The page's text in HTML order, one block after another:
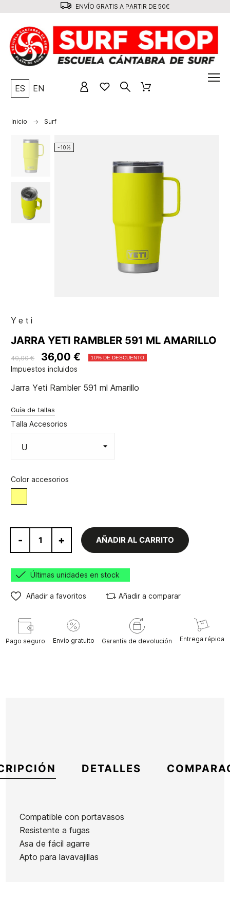
ENVÍO GRATIS A PARTIR DE 50€
ES EN
Inicio Surf
-10%
Yeti
JARRA YETI RAMBLER 591 ML AMARILLO
40,00 € 36,00 € 10% DE DESCUENTO
Impuestos incluidos
Jarra Yeti Rambler 591 ml Amarillo
Guía de tallas
Talla Accesorios
Color accesorios
- + AÑADIR AL CARRITO
Últimas unidades en stock
Añadir a favoritos Añadir a comparar
Pago seguro Envío gratuito Garantía de devolución Entrega rápida
DETALLES
Compatible con portavasos
Resistente a fugas
Asa de fácil agarre
Apto para lavavajillas
Marca Yeti
ReferenciaYE-ACVAX51275